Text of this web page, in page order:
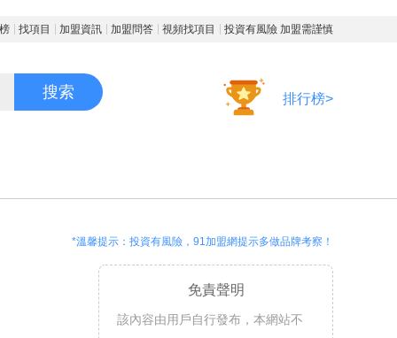
找項目 加盟資訊 加盟問答 視頻找項目 投資有風險 加盟需謹慎
搜索 排行榜>
*溫馨提示：投資有風險，91加盟網提示多做品牌考察！
免責聲明
該內容由用戶自行發布，本網站不